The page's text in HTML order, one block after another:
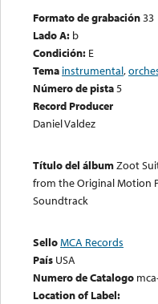
Formato de grabación33
Lado A: b
Condición: E
Tema instrumental,
Número de pista5
Record Producer
Daniel Valdez
Título del álbumZoot
from the Original Motion
Soundtrack
SelloMCA Records
País USA
Numero de Catalogo
Location of Label: